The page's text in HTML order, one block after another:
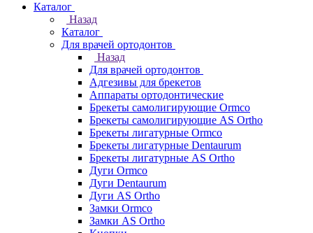
Каталог
Назад
Каталог
Для врачей ортодонтов
Назад
Для врачей ортодонтов
Адгезивы для брекетов
Аппараты ортодонтические
Брекеты самолигирующие Ormco
Брекеты самолигирующие AS Ortho
Брекеты лигатурные Ormco
Брекеты лигатурные Dentaurum
Брекеты лигатурные AS Ortho
Дуги Ormco
Дуги Dentaurum
Дуги AS Ortho
Замки Ormco
Замки AS Ortho